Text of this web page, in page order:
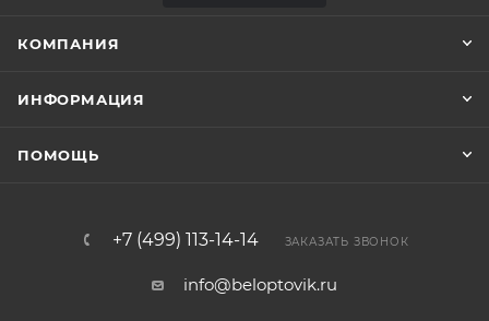
КОМПАНИЯ
ИНФОРМАЦИЯ
ПОМОЩЬ
+7 (499) 113-14-14 ЗАКАЗАТЬ ЗВОНОК
info@beloptovik.ru